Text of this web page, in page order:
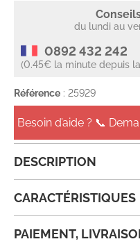
du lundi au
0892 432 242
(0.45€ la minute depuis
Référence : 25929
Besoin d’aide ? 📞
DESCRIPTION
CARACTÉRISTIQUES
PAIEMENT,